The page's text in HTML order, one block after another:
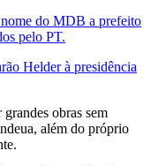
do MDB a prefeito
pelo PT.
Helder à presidência
obras sem
além do próprio